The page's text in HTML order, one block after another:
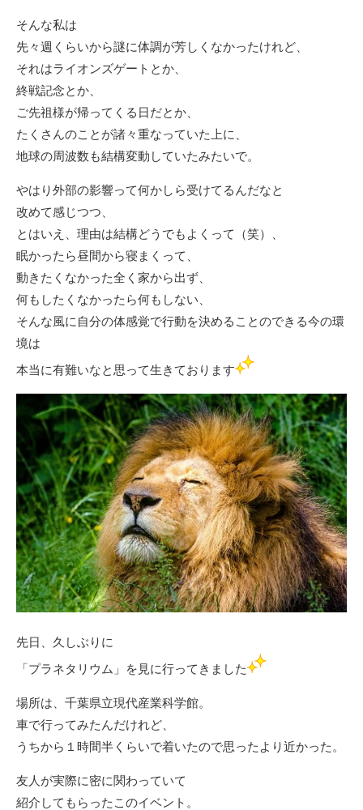
そんな私は
先々週くらいから謎に体調が芳しくなかったけれど、
それはライオンズゲートとか、
終戦記念とか、
ご先祖様が帰ってくる日だとか、
たくさんのことが諸々重なっていた上に、
地球の周波数も結構変動していたみたいで。
やはり外部の影響って何かしら受けてるんだなと
改めて感じつつ、
とはいえ、理由は結構どうでもよくって（笑）、
眠かったら昼間から寝まくって、
動きたくなかった全く家から出ず、
何もしたくなかったら何もしない、
そんな風に自分の体感覚で行動を決めることのできる今の環
境は
本当に有難いなと思って生きております
先日、久しぶりに
「プラネタリウム」を見に行ってきました
場所は、千葉県立現代産業科学館。
車で行ってみたんだけれど、
うちから１時間半くらいで着いたので思ったより近かった。
友人が実際に密に関わっていて
紹介してもらったこのイベント。